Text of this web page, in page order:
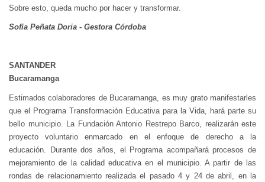
Sobre esto, queda mucho por hacer y transformar.
Sofía Peñata Doria - Gestora Córdoba
SANTANDER
Bucaramanga
Estimados colaboradores de Bucaramanga, es muy grato manifestarles
que el Programa Transformación Educativa para la Vida, hará parte su
bello municipio. La Fundación Antonio Restrepo Barco, realizarán este
proyecto voluntario enmarcado en el enfoque de derecho a la
educación. Durante dos años, el Programa acompañará procesos de
mejoramiento de la calidad educativa en el municipio. A partir de las
rondas de relacionamiento realizada el pasado 4 y 24 de abril, en la